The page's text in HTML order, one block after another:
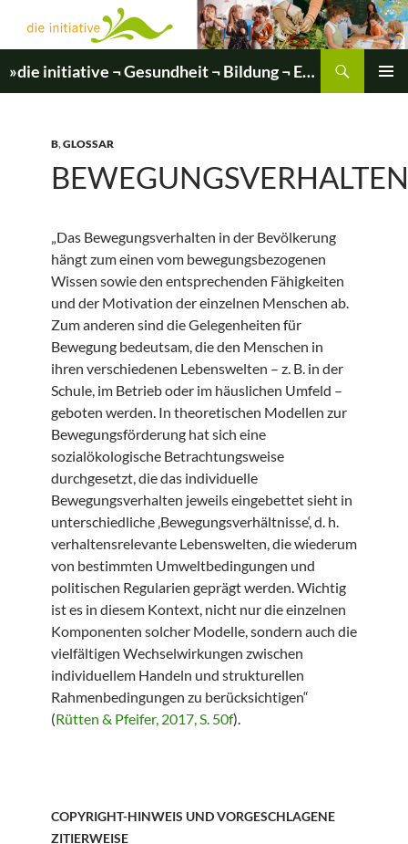
Inhalt
springen
»die initiative ¬ Gesundheit ¬ Bildung ¬ Entwicklung«
B,GLOSSAR
BEWEGUNGSVERHALTEN
„Das Bewegungsverhalten in der Bevölkerung
hängt zum einen vom bewegungsbezogenen
Wissen sowie den entsprechenden Fähigkeiten
und der Motivation der einzelnen Menschen ab.
Zum anderen sind die Gelegenheiten für
Bewegung bedeutsam, die den Menschen in
ihren verschiedenen Lebenswelten – z. B. in der
Schule, im Betrieb oder im häuslichen Umfeld –
geboten werden. In theoretischen Modellen zur
Bewegungsförderung hat sich eine
sozialökologische Betrachtungsweise
durchgesetzt, die das individuelle
Bewegungsverhalten jeweils eingebettet sieht in
unterschiedliche ‚Bewegungsverhältnisse‘, d. h.
verhaltensrelevante Lebenswelten, die wiederum
von bestimmten Umweltbedingungen und
politischen Regularien geprägt werden. Wichtig
ist es in diesem Kontext, nicht nur die einzelnen
Komponenten solcher Modelle, sondern auch die
vielfältigen Wechselwirkungen zwischen
individuellem Handeln und strukturellen
Rahmenbedingungen zu berücksichtigen“
(Rütten & Pfeifer, 2017, S. 50f).
COPYRIGHT-HINWEIS UND VORGESCHLAGENE
ZITIERWEISE